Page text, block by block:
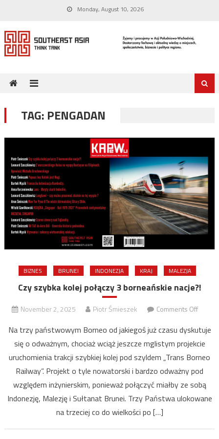
content
Monday, August 10, 2026
TAG: PENGADAN
BIZNES BRUNEI INDONEZJA KRAJ MALEZJA
Czy szybka kolej połączy 3 borneańskie nacje?!
November 2, 2025 Piotr Śmieszek Comments Offon
szybka
kolej
3
Na trzy państwowym Borneo od jakiegoś już czasu dyskutuje
się o odważnym, chociaż wciąż jeszcze mglistym projekcie
uruchomienia trakcji szybkiej kolej pod szyldem „Trans Borneo
Railway”. Projekt o tyle nowatorski i bardzo odważny pod
względem inżynierskim, ponieważ połączyć miałby ze sobą
Indonezję, Malezję i Sułtanat Brunei. Trzy Państwa ulokowane
na trzeciej co do wielkości po […]